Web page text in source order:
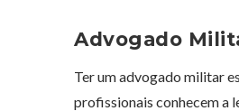
Advogado
Ter um advogado militar
profissionais conhecem a